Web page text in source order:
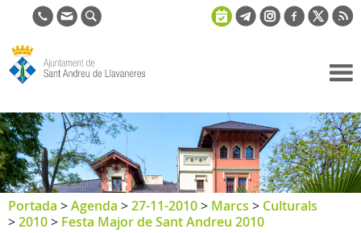
de Sant
Andreu de
Llavaneres
Portada >Agenda >27-11-2010> Marcs > Culturals
>2010> Festa Major de Sant Andreu 2010